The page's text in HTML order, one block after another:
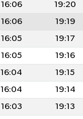
16:06 19:20
16:06 19:19
16:05 19:17
16:05 19:16
16:04 19:15
16:04 19:14
16:03 19:13